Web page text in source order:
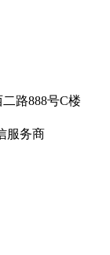
路888号C楼
服务商